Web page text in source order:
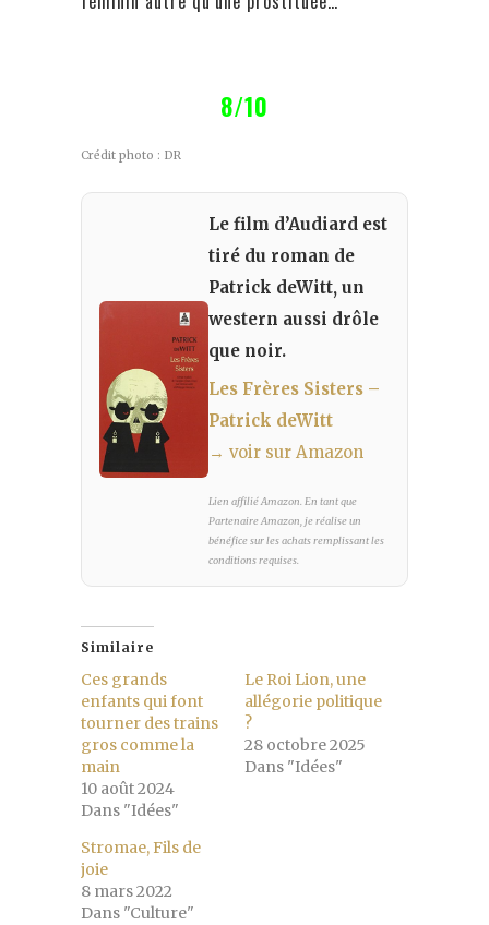
8/10
Crédit photo : DR
Le film d’Audiard est
tiré du roman de
Patrick deWitt, un
western aussi drôle
que noir.
Les Frères Sisters –
Patrick deWitt
→ voir sur Amazon
Lien affilié Amazon. En tant que
Partenaire Amazon, je réalise un
bénéfice sur les achats remplissant les
conditions requises.
Similaire
Ces grands
enfants qui font
tourner des trains
gros comme la
main
10 août 2024
Dans "Idées"
Le Roi Lion, une
allégorie politique
?
28 octobre 2025
Dans "Idées"
Stromae, Fils de
joie
8 mars 2022
Dans "Culture"